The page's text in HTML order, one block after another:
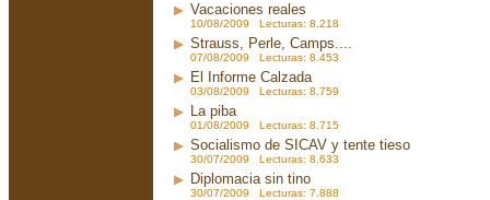
Vacaciones reales
10/08/2009 Lecturas: 8.218
Strauss, Perle, Camps....
07/08/2009 Lecturas: 8.453
El Informe Calzada
03/08/2009 Lecturas: 8.759
La piba
01/08/2009 Lecturas: 8.715
Socialismo de SICAV y tente tieso
30/07/2009 Lecturas: 8.633
Diplomacia sin tino
30/07/2009 Lecturas: 7.888